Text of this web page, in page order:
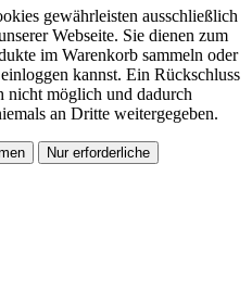
gewährleisten ausschließlich
Webseite. Sie dienen zum
im Warenkorb sammeln oder
kannst. Ein Rückschluss
nicht möglich und dadurch
an Dritte weitergegeben.
Nur erforderliche